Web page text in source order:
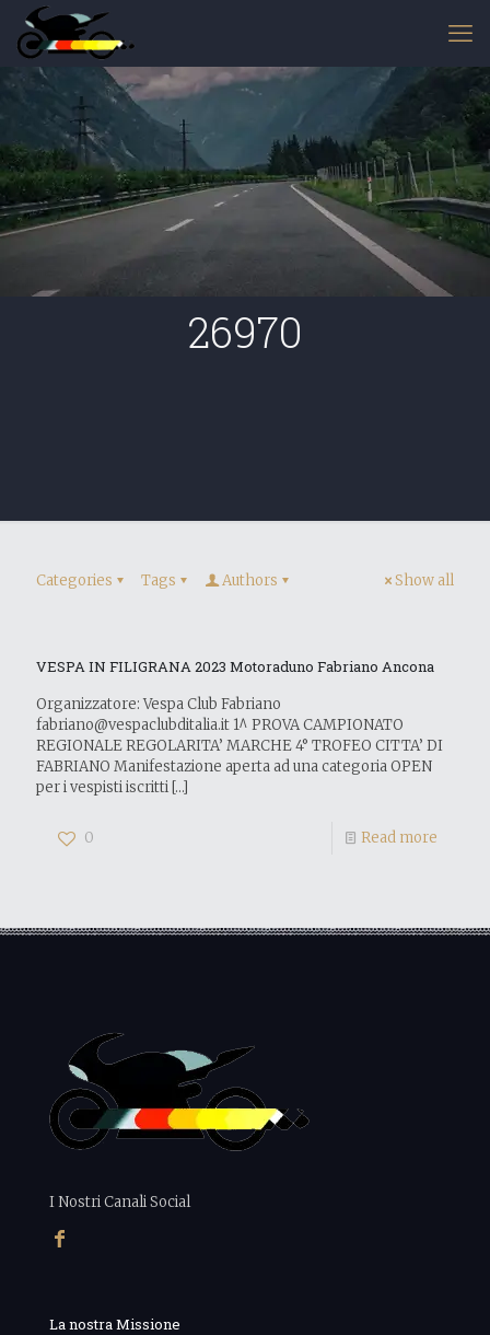
26970
Categories Tags Authors Show all
VESPA IN FILIGRANA 2023 Motoraduno Fabriano Ancona
Organizzatore: Vespa Club Fabriano
fabriano@vespaclubditalia.it 1^ PROVA CAMPIONATO
REGIONALE REGOLARITA’ MARCHE 4° TROFEO CITTA’ DI
FABRIANO Manifestazione aperta ad una categoria OPEN
per i vespisti iscritti […]
0 Read more
I Nostri Canali Social
La nostra Missione